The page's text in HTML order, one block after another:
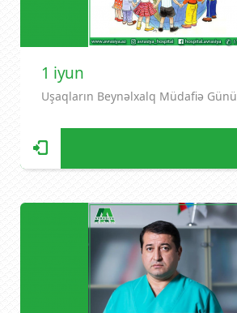
1 iyun
Uşaqların Beynəlxalq Müdafiə